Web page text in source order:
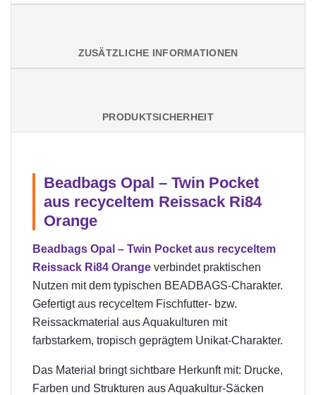
ZUSÄTZLICHE INFORMATIONEN
PRODUKTSICHERHEIT
Beadbags Opal – Twin Pocket
aus recyceltem Reissack Ri84
Orange
Beadbags Opal – Twin Pocket aus recyceltem
Reissack Ri84 Orange verbindet praktischen
Nutzen mit dem typischen BEADBAGS-Charakter.
Gefertigt aus recyceltem Fischfutter- bzw.
Reissackmaterial aus Aquakulturen mit
farbstarkem, tropisch geprägtem Unikat-Charakter.
Das Material bringt sichtbare Herkunft mit: Drucke,
Farben und Strukturen aus Aquakultur-Säcken